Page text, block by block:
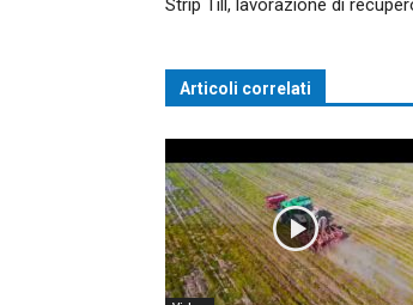
Strip Till, lavorazione di
Articoli correlati